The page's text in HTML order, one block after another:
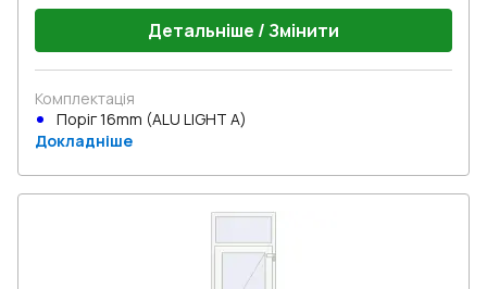
Детальніше / Змінити
Комплектація
Поріг 16mm (ALU LIGHT A)
Докладніше